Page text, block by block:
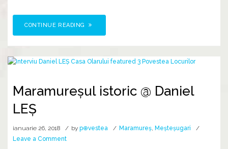
CONTINUE READING
Maramureșul istoric @ Daniel
LEȘ
ianuarie 26, 2018 by p⊕vestea Maramureș, Meșteșugari
Leave a Commenton